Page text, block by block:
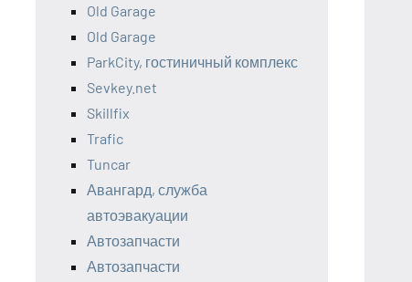
Old Garage
Old Garage
ParkCity, гостиничный комплекс
Sevkey.net
Skillfix
Trafic
Tuncar
Авангард, служба
автоэвакуации
Автозапчасти
Автозапчасти